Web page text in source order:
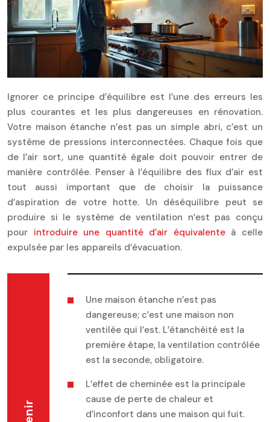
Ignorer ce principe d’équilibre est l’une des erreurs les
plus courantes et les plus dangereuses en rénovation.
Votre maison étanche n’est pas un simple abri, c’est un
système de pressions interconnectées. Chaque fois que
de l’air sort, une quantité égale doit pouvoir entrer de
manière contrôlée. Penser à l’équilibre des flux d’air est
tout aussi important que de choisir la puissance
d’aspiration de votre hotte. Un déséquilibre peut se
produire si le système de ventilation n’est pas conçu
pour introduire une quantité d’air équivalenteà celle
expulsée par les appareils d’évacuation.
Une maison étanche n’est pas
dangereuse; c’est une maison non
ventilée qui l’est. L’étanchéité est la
première étape, la ventilation contrôlée
est la seconde, obligatoire.
L’effet de cheminée est la principale
cause de perte de chaleur et
d’inconfort dans une maison qui fuit.